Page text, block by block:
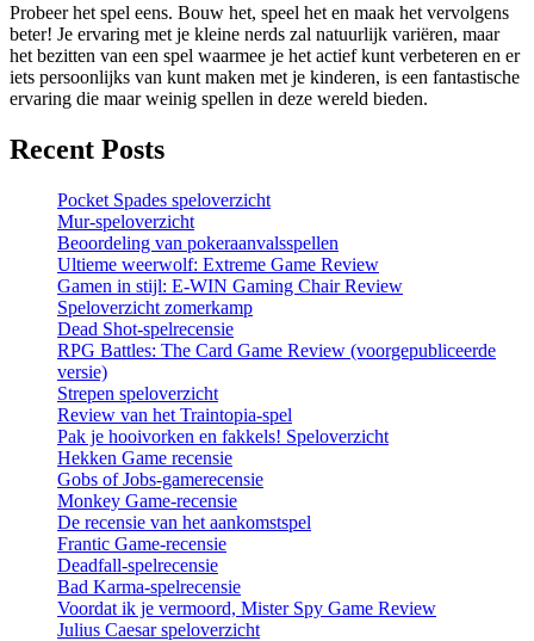
Probeer het spel eens. Bouw het, speel het en maak het vervolgens
beter! Je ervaring met je kleine nerds zal natuurlijk variëren, maar
het bezitten van een spel waarmee je het actief kunt verbeteren en er
iets persoonlijks van kunt maken met je kinderen, is een fantastische
ervaring die maar weinig spellen in deze wereld bieden.
Recent Posts
Pocket Spades speloverzicht
Mur-speloverzicht
Beoordeling van pokeraanvalsspellen
Ultieme weerwolf: Extreme Game Review
Gamen in stijl: E-WIN Gaming Chair Review
Speloverzicht zomerkamp
Dead Shot-spelrecensie
RPG Battles: The Card Game Review (voorgepubliceerde
versie)
Strepen speloverzicht
Review van het Traintopia-spel
Pak je hooivorken en fakkels! Speloverzicht
Hekken Game recensie
Gobs of Jobs-gamerecensie
Monkey Game-recensie
De recensie van het aankomstspel
Frantic Game-recensie
Deadfall-spelrecensie
Bad Karma-spelrecensie
Voordat ik je vermoord, Mister Spy Game Review
Julius Caesar speloverzicht